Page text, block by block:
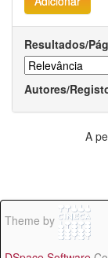
Resultados/
Autores/
A
Theme by